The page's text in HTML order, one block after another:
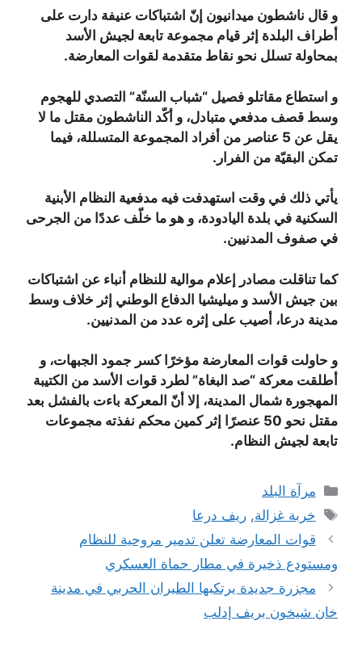
و قال ناشطون ميدانيون إنّ اشتباكات عنيفة دارت على
أطراف البلدة إثر قيام مجموعة تابعة لجيش الأسد
بمحاولة تسلل نحو نقاط متقدمة لقوات المعارضة.
و استطاع مقاتلو فصيل “شباب السنّة” التصدي للهجوم
وسط قصف مدفعي متبادل، و أكّد الناشطون مقتل ما لا
يقل عن 5 عناصر من أفراد المجموعة المتسللة، فيما
تمكن البقيّة من الفرار.
يأتي ذلك في وقت استهدفت فيه مدفعية النظام الأبنية
السكنية في بلدة اليادودة، و هو ما خلّف عددًا من الجرحى
في صفوف المدنيين.
كما تناقلت مصادر إعلام موالية للنظام أنباء عن اشتباكات
بين جيش الأسد و ميليشيا الدفاع الوطني إثر خلاف وسط
مدينة درعا، أصيب على إثره عدد من المدنيين.
و حاولت قوات المعارضة مؤخرًا كسر جمود الجبهات، و
أطلقت معركة “صد البغاة” لطرد قوات الأسد من الكتيبة
المهجورة شمال المدينة، إلا أنّ المعركة باءت بالفشل بعد
مقتل نحو 50 عنصرًا إثر كمين محكم نفذته مجموعات
تابعة لجيش النظام.
التصنيفات
مرآة البلد
الوسوم
خربة غزالة,ريف درعا
قوات المعارضة تعلن تدمير مروحية للنظام
ومستودع ذخيرة في مطار حماة العسكري
مجزرة جديدة يرتكبها الطيران الحربي في مدينة
خان شيخون بريف إدلب